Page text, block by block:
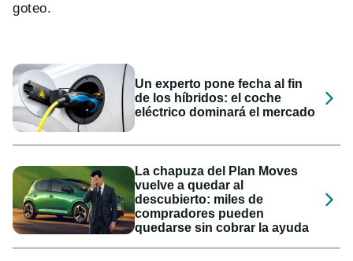
goteo.
Un experto pone fecha al fin
de los híbridos: el coche
eléctrico dominará el mercado
La chapuza del Plan Moves
vuelve a quedar al
descubierto: miles de
compradores pueden
quedarse sin cobrar la ayuda